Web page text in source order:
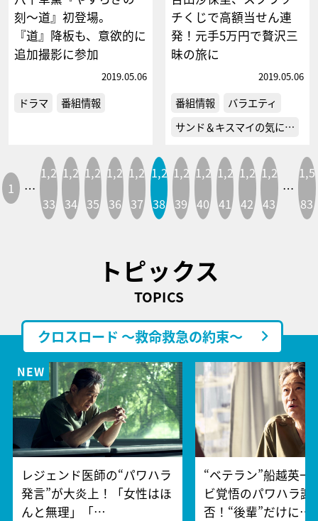
刻～道』初登場。
『道』降板も、意欲的に
追加撮影に参加
2019.05.06
ドラマ 番組情報
チくじで高額当せん連
発！元手5万円で贅沢三
昧の旅に
2019.05.06
番組情報
バラエティ
サンド＆キスマイの気に…
1 …
1,2
33
1,2
34
1,2
35
1,2
36
1,2
37
1,2
38
1,2
39
1,2
40
1,2
41
1,2
42
1,2
43
…
1,5
83
トピックス
TOPICS
クロスロード ～救命救急の約束～
レジェンド医師の“パワハラ
発言”が大炎上！「女性はほ
んと無理」「…
“ベテラン”船越英一
ビ覚悟のパワハラ謝
否！“後輩”だけに…